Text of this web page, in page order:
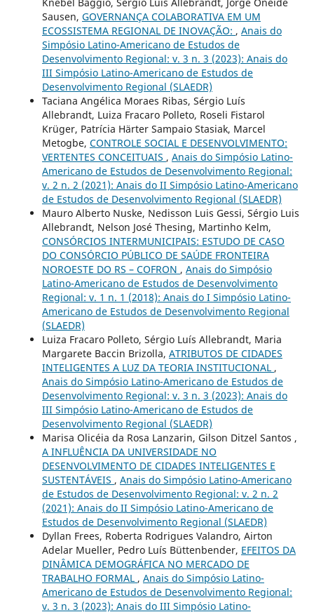
Sausen, GOVERNANÇA COLABORATIVA EM UM
ECOSSISTEMA REGIONAL DE INOVAÇÃO: , Anais do
Simpósio Latino-Americano de Estudos de
Desenvolvimento Regional: v. 3 n. 3 (2023): Anais do
III Simpósio Latino-Americano de Estudos de
Desenvolvimento Regional (SLAEDR)
Taciana Angélica Moraes Ribas, Sérgio Luís
Allebrandt, Luiza Fracaro Polleto, Roseli Fistarol
Krüger, Patrícia Härter Sampaio Stasiak, Marcel
Metogbe, CONTROLE SOCIAL E DESENVOLVIMENTO:
VERTENTES CONCEITUAIS , Anais do Simpósio Latino-
Americano de Estudos de Desenvolvimento Regional:
v. 2 n. 2 (2021): Anais do II Simpósio Latino-Americano
de Estudos de Desenvolvimento Regional (SLAEDR)
Mauro Alberto Nuske, Nedisson Luis Gessi, Sérgio Luis
Allebrandt, Nelson José Thesing, Martinho Kelm,
CONSÓRCIOS INTERMUNICIPAIS: ESTUDO DE CASO
DO CONSÓRCIO PÚBLICO DE SAÚDE FRONTEIRA
NOROESTE DO RS – COFRON , Anais do Simpósio
Latino-Americano de Estudos de Desenvolvimento
Regional: v. 1 n. 1 (2018): Anais do I Simpósio Latino-
Americano de Estudos de Desenvolvimento Regional
(SLAEDR)
Luiza Fracaro Polleto, Sérgio Luís Allebrandt, Maria
Margarete Baccin Brizolla, ATRIBUTOS DE CIDADES
INTELIGENTES A LUZ DA TEORIA INSTITUCIONAL ,
Anais do Simpósio Latino-Americano de Estudos de
Desenvolvimento Regional: v. 3 n. 3 (2023): Anais do
III Simpósio Latino-Americano de Estudos de
Desenvolvimento Regional (SLAEDR)
Marisa Olicéia da Rosa Lanzarin, Gilson Ditzel Santos ,
A INFLUÊNCIA DA UNIVERSIDADE NO
DESENVOLVIMENTO DE CIDADES INTELIGENTES E
SUSTENTÁVEIS , Anais do Simpósio Latino-Americano
de Estudos de Desenvolvimento Regional: v. 2 n. 2
(2021): Anais do II Simpósio Latino-Americano de
Estudos de Desenvolvimento Regional (SLAEDR)
Dyllan Frees, Roberta Rodrigues Valandro, Airton
Adelar Mueller, Pedro Luís Büttenbender, EFEITOS DA
DINÂMICA DEMOGRÁFICA NO MERCADO DE
TRABALHO FORMAL , Anais do Simpósio Latino-
Americano de Estudos de Desenvolvimento Regional:
v. 3 n. 3 (2023): Anais do III Simpósio Latino-